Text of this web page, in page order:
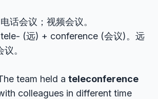
话会议；视频会议。
(远) + conference (会议)。远
。
team held a teleconference
colleagues in different time